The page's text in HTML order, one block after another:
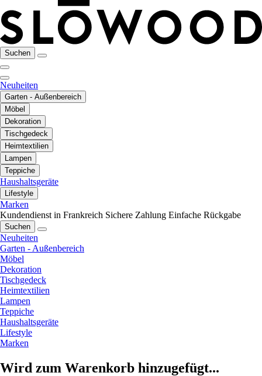
Suchen
Neuheiten
Garten - Außenbereich
Möbel
Dekoration
Tischgedeck
Heimtextilien
Lampen
Teppiche
Haushaltsgeräte
Lifestyle
Marken
Kundendienst in Frankreich Sichere Zahlung Einfache Rückgabe
Suchen
Neuheiten
Garten - Außenbereich
Möbel
Dekoration
Tischgedeck
Heimtextilien
Lampen
Teppiche
Haushaltsgeräte
Lifestyle
Marken
Wird zum Warenkorb hinzugefügt...